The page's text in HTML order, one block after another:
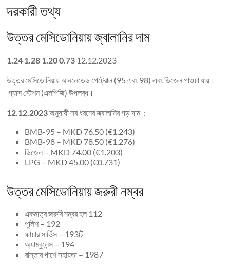
দরকারী তথ্য
উত্তর মেসিডোনিয়ায় জ্বালানির দাম
1.24 1.28 1.200.73 12.12.2023
উত্তর মেসিডোনিয়ায় আনলেডেড পেট্রোল (95 এবং 98) এবং ডিজেল পাওয়া যায়।
গ্যাস স্টেশন (এলপিজি) উপলব্ধ।
12.12.2023অনুযায়ী সব ধরনের জ্বালানির গড় দাম :
BMB-95 – MKD 76.50 (€1.243)
BMB-98 – MKD 78.50 (€1.276)
ডিজেল – MKD 74.00 (€1.203)
LPG – MKD 45.00 (€0.731)
উত্তর মেসিডোনিয়ায় জরুরী নম্বর
একমাত্র জরুরি নম্বর হল 112
পুলিশ – 192
ফায়ার সার্ভিস – 193টি
অ্যাম্বুলেন্স – 194
রাস্তার পাশে সহায়তা – 1987